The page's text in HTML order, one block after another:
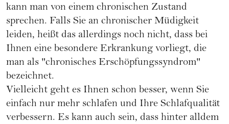
kann man von einem chronischen Zustand
sprechen. Falls Sie an chronischer Müdigkeit
leiden, heißt das allerdings noch nicht, dass bei
Ihnen eine besondere Erkrankung vorliegt, die
man als "chronisches Erschöpfungssyndrom"
bezeichnet.
Vielleicht geht es Ihnen schon besser, wenn Sie
einfach nur mehr schlafen und Ihre Schlafqualität
verbessern. Es kann auch sein, dass hinter alldem